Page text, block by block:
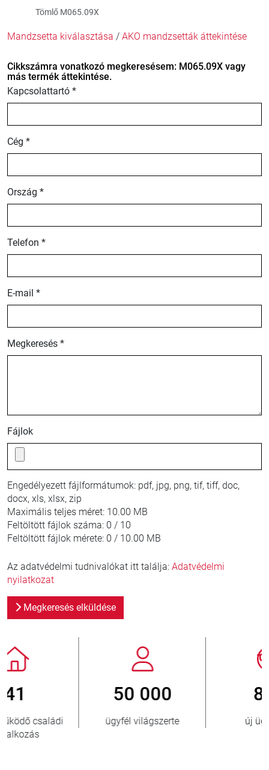
Tömlő M065.09X
Mandzsetta kiválasztása / AKO mandzsetták áttekintése
Cikkszámra vonatkozó megkeresésem: M065.09X vagy
más termék áttekintése.
Kapcsolattartó *
Cég *
Ország *
Telefon *
E-mail *
Megkeresés *
Fájlok
Engedélyezett fájlformátumok: pdf, jpg, png, tif, tiff, doc,
docx, xls, xlsx, zip
Maximális teljes méret: 10.00 MB
Feltöltött fájlok száma: 0 / 10
Feltöltött fájlok mérete: 0 / 10.00 MB
Az adatvédelmi tudnivalókat itt találja: Adatvédelmi
nyilatkozat
Megkeresés elküldése
új ügyfél/év
> 3 500 000
eladott egység